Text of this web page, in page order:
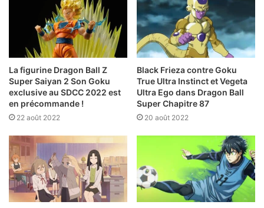
La figurine Dragon Ball Z
Super Saiyan 2 Son Goku
exclusive au SDCC 2022 est
en précommande !
22 août 2022
Black Frieza contre Goku
True Ultra Instinct et Vegeta
Ultra Ego dans Dragon Ball
Super Chapitre 87
20 août 2022